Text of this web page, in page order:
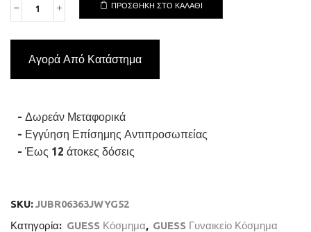
GUESS
STEEL
JUBR06363JWYG-
Καρδιά
ποσότητα
ΠΡΟΣΘΉΚΗ ΣΤΟ ΚΑΛΆΘΙ
Αγορά Από Κατάστημα
- Δωρεάν Μεταφορικά
- Εγγύηση Επίσημης Αντιπροσωπείας
- Έως 12 άτοκες δόσεις
SKU:JUBR06363JWYG52
Κατηγορία: GUESS Κόσμημα, GUESS Γυναικείο Κόσμημα